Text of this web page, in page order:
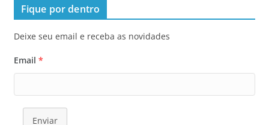
Fique por dentro
Deixe seu email e receba as novidades
Email *
Enviar